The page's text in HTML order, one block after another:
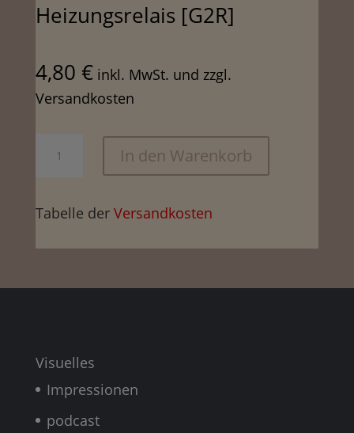
Heizungsrelais [G2R]
4,80 € inkl. MwSt. und zzgl.
Versandkosten
In den Warenkorb
Tabelle der Versandkosten
Visuelles
Impressionen
podcast